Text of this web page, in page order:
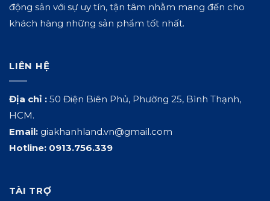
động sản với sự uy tín, tận tâm nhằm mang đến cho
khách hàng những sản phẩm tốt nhất.
LIÊN HỆ
Địa chỉ : 50 Điện Biên Phủ, Phường 25, Bình Thạnh,
HCM.
Email: giakhanhland.vn@gmail.com
Hotline: 0913.756.339
TÀI TRỢ